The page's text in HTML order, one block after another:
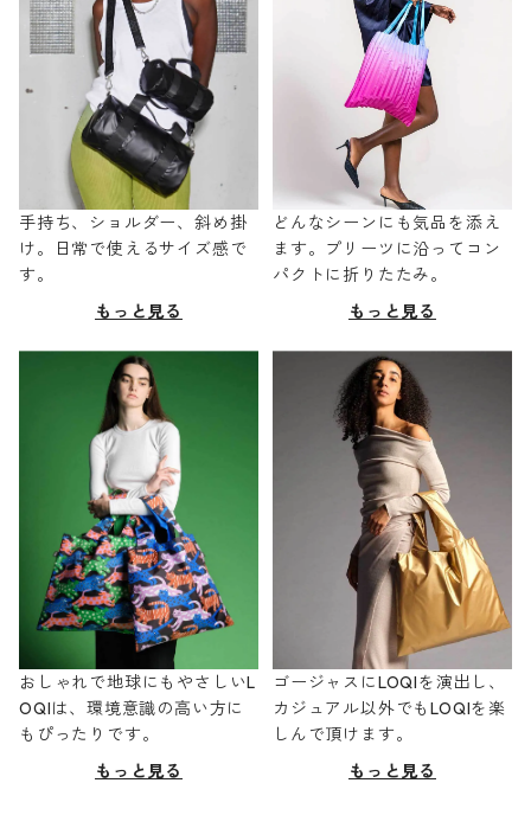
手持ち、ショルダー、斜め掛
け。日常で使えるサイズ感で
す。
もっと見る
どんなシーンにも気品を添え
ます。プリーツに沿ってコン
パクトに折りたたみ。
もっと見る
おしゃれで地球にもやさしいL
OQIは、環境意識の高い方に
もぴったりです。
もっと見る
ゴージャスにLOQIを演出し、
カジュアル以外でもLOQIを楽
しんで頂けます。
もっと見る